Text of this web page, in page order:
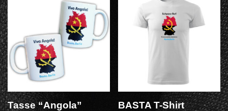
Tasse “Angola”
BASTA T-Shirt